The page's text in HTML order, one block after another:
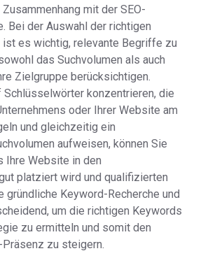
mit der SEO-
Bei der Auswahl der richtigen
ist es wichtig, relevante Begriffe zu
das Suchvolumen als auch
Zielgruppe berücksichtigen.
Schlüsselwörter konzentrieren, die
oder Ihrer Website am
und gleichzeitig ein
aufweisen, können Sie
Ihre Website in den
platziert wird und qualifizierten
gründliche Keyword-Recherche und
um die richtigen Keywords
zu ermitteln und somit den
zu steigern.